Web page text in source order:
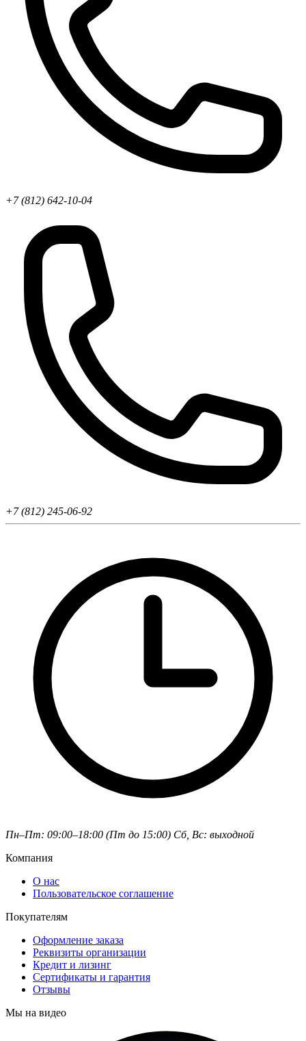
+7 (812) 642-10-04
+7 (812) 245-06-92
Пн–Пт: 09:00–18:00 (Пт до 15:00) Сб, Вс: выходной
Компания
О нас
Пользовательское соглашение
Покупателям
Оформление заказа
Реквизиты организации
Кредит и лизинг
Сертификаты и гарантия
Отзывы
Мы на видео